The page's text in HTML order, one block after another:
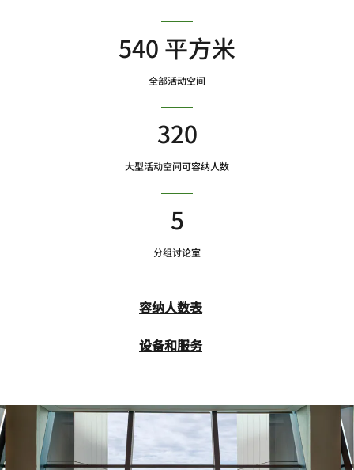
540 平方米
全部活动空间
320
大型活动空间可容纳人数
5
分组讨论室
容纳人数表
设备和服务